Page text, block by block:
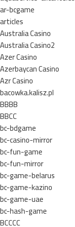
ar-bcgame
articles
Australia Casino
Australia Casino2
Azer Casino
Azerbaycan Casino
Azr Casino
bacowka.kalisz.pl
BBBB
BBCC
bc-bdgame
bc-casino-mirror
bc-fun-game
bc-fun-mirror
bc-game-belarus
bc-game-kazino
bc-game-uae
bc-hash-game
BCCCC